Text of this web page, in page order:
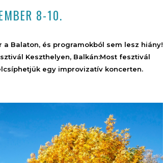
8-10.
Balaton, és programokból sem lesz hiány!
Keszthelyen, Balkán:Most fesztivál
egy improvizatív koncerten.